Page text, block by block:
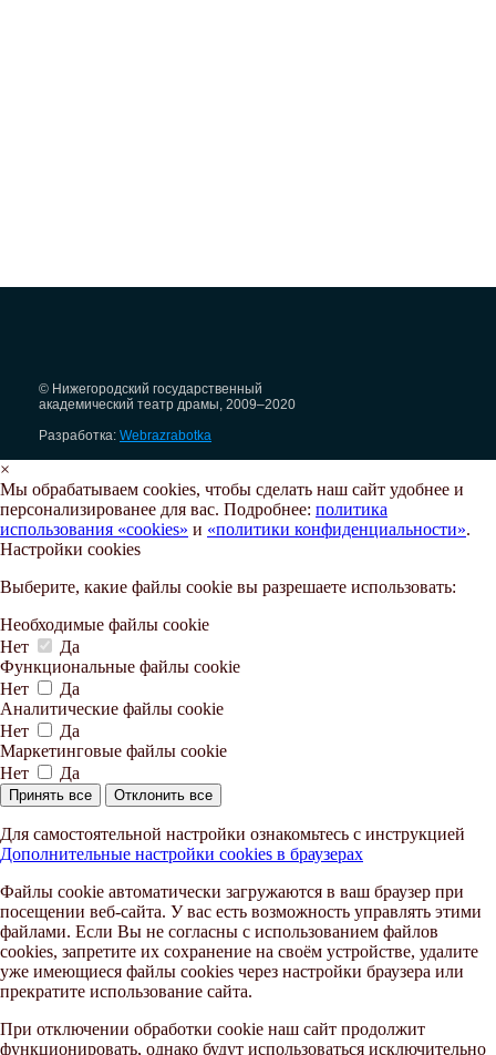
© Нижегородский государственный
академический театр драмы, 2009–2020
Разработка: Webrazrabotka
×
Мы обрабатываем cookies, чтобы сделать наш сайт удобнее и
персонализированее для вас. Подробнее: политика
использования «cookies» и «политики конфиденциальности».
Настройки cookies
Выберите, какие файлы cookie вы разрешаете использовать:
Необходимые файлы cookie
Нет
Да
Функциональные файлы cookie
Нет
Да
Аналитические файлы cookie
Нет
Да
Маркетинговые файлы cookie
Нет
Да
Принять все Отклонить все
Для самостоятельной настройки ознакомьтесь с инструкцией
Дополнительные настройки cookies в браузерах
Файлы cookie автоматически загружаются в ваш браузер при
посещении веб-сайта. У вас есть возможность управлять этими
файлами. Если Вы не согласны с использованием файлов
cookies, запретите их сохранение на своём устройстве, удалите
уже имеющиеся файлы cookies через настройки браузера или
прекратите использование сайта.
При отключении обработки cookie наш сайт продолжит
функционировать, однако будут использоваться исключительно